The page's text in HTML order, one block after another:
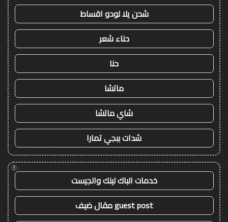
شحن يلا لودو اقساط
حناء شعر
حنا
ماتشا
شاي ماتشا
شدات ببجي تمارا
!
خدمات الباك لينك والجيست
guest post مقال ضيف